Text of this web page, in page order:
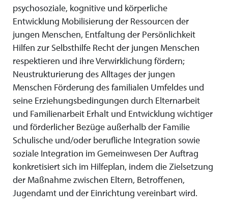
psychosoziale, kognitive und körperliche
Entwicklung Mobilisierung der Ressourcen der
jungen Menschen, Entfaltung der Persönlichkeit
Hilfen zur Selbsthilfe Recht der jungen Menschen
respektieren und ihre Verwirklichung fördern;
Neustrukturierung des Alltages der jungen
Menschen Förderung des familialen Umfeldes und
seine Erziehungsbedingungen durch Elternarbeit
und Familienarbeit Erhalt und Entwicklung wichtiger
und förderlicher Bezüge außerhalb der Familie
Schulische und/oder berufliche Integration sowie
soziale Integration im Gemeinwesen Der Auftrag
konkretisiert sich im Hilfeplan, indem die Zielsetzung
der Maßnahme zwischen Eltern, Betroffenen,
Jugendamt und der Einrichtung vereinbart wird.